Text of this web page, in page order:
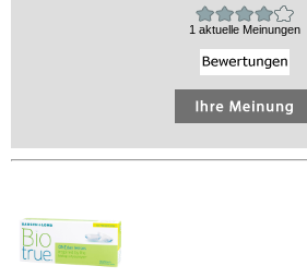
1 aktuelle Meinungen